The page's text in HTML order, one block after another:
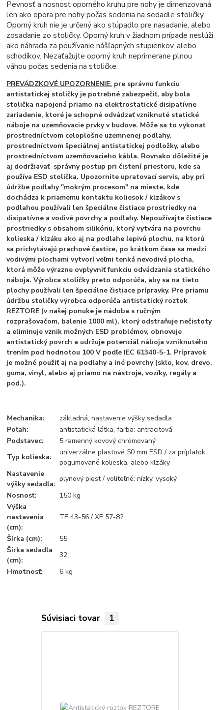
Pevnosť a nosnosť oporného kruhu pre nohy je dimenzovaná
len ako opora pre nohy počas sedenia na sedadle stoličky.
Oporný kruh nie je určený ako stúpadlo pre nasadanie, alebo
zosadanie zo stoličky. Oporný kruh v žiadnom prípade neslúži
ako náhrada za používanie nášľapných stupienkov, alebo
schodíkov. Nezaťažujte oporný kruh neprimerane plnou
váhou počas sedenia na stoličke.
PREVÁDZKOVÉ UPOZORNENIE: pre správnu funkciu
antistatickej stoličky je potrebné zabezpečiť, aby bola
stolička napojená priamo na elektrostatické disipatívne
zariadenie, ktoré je schopné odvádzať vzniknuté statické
náboje na uzemňovacie prvky v budove. Môže sa to vykonať
prostredníctvom celoplošne uzemnenej podlahy,
prostredníctvom špeciálnej antistatickej podložky, alebo
prostredníctvom uzemňovacieho kábla. Rovnako dôležité je
aj dodržiavať správny postup pri čistení priestoru, kde sa
používa ESD stolička. Upozornite upratovací servis, aby pri
údržbe podlahy "mokrým procesom" na mieste, kde
dochádza k priamemu kontaktu koliesok / klzákov s
podlahou používali len špeciálne čistiace prostriedky na
disipatívne a vodivé povrchy a podlahy. Nepoužívajte čistiace
prostriedky s obsahom silikónu, ktorý vytvára na povrchu
kolieska / klzáku ako aj na podlahe lepivú plochu, na ktorú
sa prichytávajú prachové častice, po krátkom čase sa medzi
vodivými plochami vytvorí veľmi tenká nevodivá plocha,
ktorá môže výrazne ovplyvniť funkciu odvádzania statického
náboja. Výrobca stoličky preto odporúča, aby sa na tieto
plochy používali len špeciálne čistiace prípravky. Pre priamu
údržbu stoličky výrobca odporúča antistatický roztok
REZTORE (v našej ponuke je nádoba s ručným
rozprašovačom, balenie 1000 ml), ktorý odstraňuje nečistoty
a eliminuje vznik možných ESD problémov, obnovuje
antistatický povrch a udržuje potenciál náboja vzniknutého
trením pod hodnotou 100 V podľe IEC 61340-5-1. Prípravok
je možné použiť aj na podlahy a iné povrchy (sklo, kov, drevo,
guma, vinyl, alebo aj priamo na nástroje, vozíky, regály a
pod.).
Mechanika:
základná, nastavenie výšky sedadla
Poťah:
antistatická látka, farba: antracitová
Podstavec:
5 ramenný kovový chrómovaný
Typ kolieska:
univerzálne plastové 50 mm ESD / za príplatok
pogumované kolieska, alebo klzáky
Nastavenie
výšky sedadla:
plynový piest / voliteľné: nízky, vysoký
Nosnosť:
150 kg
Výška
nastavenia
(cm):
TE 43-56 / XE 57-82
Šírka (cm):
55
Šírka sedadla
(cm):
32
Hmotnosť:
6 kg
Súvisiaci tovar 1